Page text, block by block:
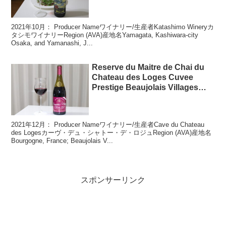
2021年10月： Producer Nameワイナリー/生産者Katashimo Wineryカ
タシモワイナリーRegion (AVA)産地名Yamagata, Kashiwara-city
Osaka, and Yamanashi, J...
Reserve du Maitre de Chai du
Chateau des Loges Cuvee
Prestige Beaujolais Villages
ｫｰ ﾉﾝﾌｨﾙﾀｰ
2021年12月： Producer Nameワイナリー/生産者Cave du Chateau
des Logesカーヴ・デュ・シャトー・デ・ロジュRegion (AVA)産地名
Bourgogne, France; Beaujolais V...
スポンサーリンク